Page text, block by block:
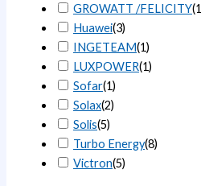
GROWATT /FELICITY(1
Huawei(3)
INGETEAM(1)
LUXPOWER(1)
Sofar(1)
Solax(2)
Solis(5)
Turbo Energy(8)
Victron(5)